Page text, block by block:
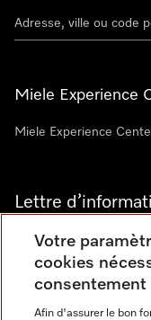
Miele Experience
Miele Experience
Lettre
Votre
cookies
consentement
Afin d'assurer le bon